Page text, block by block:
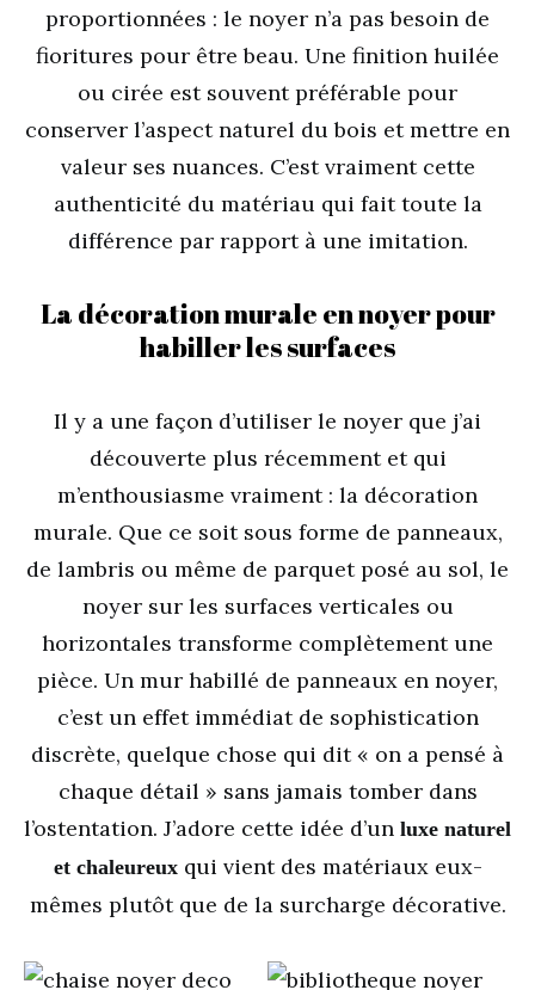
proportionnées : le noyer n’a pas besoin de
fioritures pour être beau. Une finition huilée
ou cirée est souvent préférable pour
conserver l’aspect naturel du bois et mettre en
valeur ses nuances. C’est vraiment cette
authenticité du matériau qui fait toute la
différence par rapport à une imitation.
La décoration murale en noyer pour
habiller les surfaces
Il y a une façon d’utiliser le noyer que j’ai
découverte plus récemment et qui
m’enthousiasme vraiment : la décoration
murale. Que ce soit sous forme de panneaux,
de lambris ou même de parquet posé au sol, le
noyer sur les surfaces verticales ou
horizontales transforme complètement une
pièce. Un mur habillé de panneaux en noyer,
c’est un effet immédiat de sophistication
discrète, quelque chose qui dit « on a pensé à
chaque détail » sans jamais tomber dans
l’ostentation. J’adore cette idée d’un luxe naturel
et chaleureuxqui vient des matériaux eux-
mêmes plutôt que de la surcharge décorative.